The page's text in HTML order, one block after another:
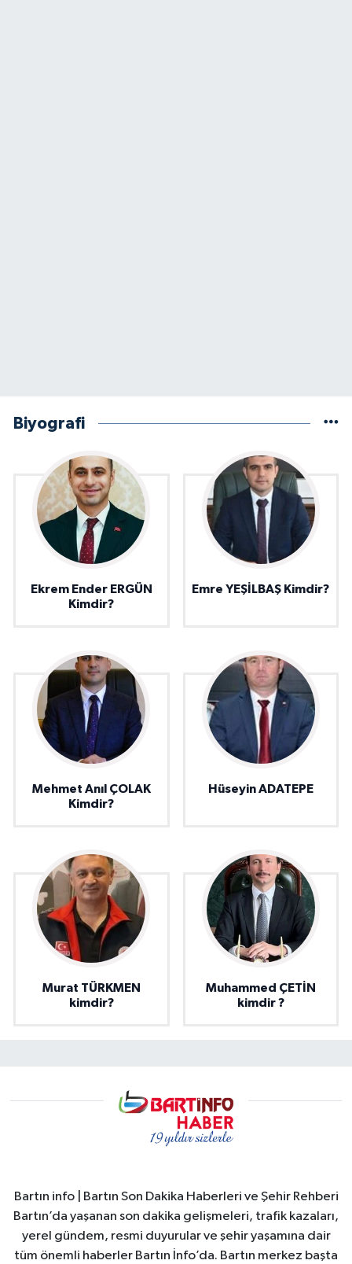
Biyografi
Ekrem Ender ERGÜN
Kimdir?
Emre YEŞİLBAŞ Kimdir?
Mehmet Anıl ÇOLAK
Kimdir?
Hüseyin ADATEPE
Murat TÜRKMEN
kimdir?
Muhammed ÇETİN
kimdir ?
Bartın info | Bartın Son Dakika Haberleri ve Şehir Rehberi
Bartın’da yaşanan son dakika gelişmeleri, trafik kazaları,
yerel gündem, resmi duyurular ve şehir yaşamına dair
tüm önemli haberler Bartın İnfo’da. Bartın merkez başta